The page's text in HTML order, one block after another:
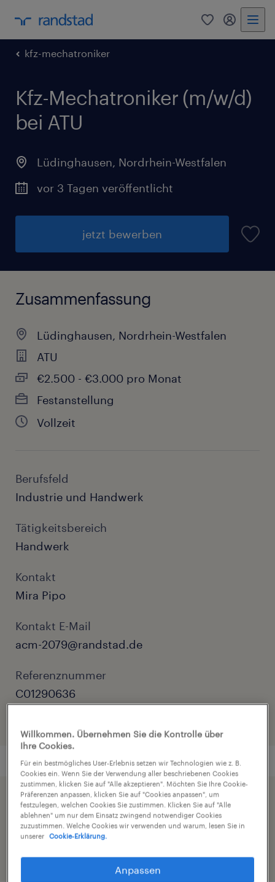
0 Mein
kfz-mechatroniker
Kfz-Mechatroniker (m/w/d)
bei ATU
Lüdinghausen, Nordrhein-Westfalen
vor 3 Tagen veröffentlicht
jetzt bewerben
Zusammenfassung
Lüdinghausen, Nordrhein-Westfalen
ATU
€2.500 - €3.000 pro Monat
Festanstellung
Vollzeit
Berufsfeld
Industrie und Handwerk
Tätigkeitsbereich
Handwerk
Kontakt
Mira Pipo
Kontakt E-Mail
acm-2079@randstad.de
Referenznummer
C01290636
Beschleunigen Sie die Jobsuche durch die
Freigabe Ihres Profils
Willkommen. Übernehmen Sie die Kontrolle über
Ihre Cookies.
Für ein bestmögliches User-Erlebnis setzen wir Technologien wie z. B.
Cookies ein. Wenn Sie der Verwendung aller beschriebenen Cookies
zustimmen, klicken Sie auf "Alle akzeptieren". Möchten Sie Ihre Cookie-
Präferenzen anpassen, klicken Sie auf "Cookies anpassen", um
festzulegen, welchen Cookies Sie zustimmen. Klicken Sie auf "Alle
ablehnen" um nur dem Einsatz zwingend notwendiger Cookies
zuzustimmen. Welche Cookies wir verwenden und warum, lesen Sie in
unserer
Cookie-Erklärung.
Anpassen